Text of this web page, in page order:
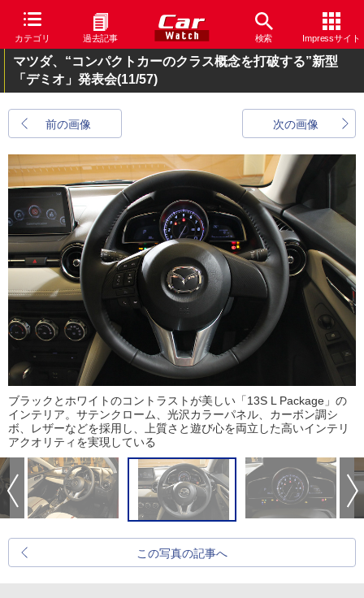
カテゴリ 過去記事 検索 Impressサイト
マツダ、“コンパクトカーのクラス概念を打破する”新型
「デミオ」発表会(11/57)
前の画像 次の画像
ブラックとホワイトのコントラストが美しい「13S L Package」の
インテリア。サテンクローム、光沢カラーパネル、カーボン調シ
ボ、レザーなどを採用し、上質さと遊び心を両立した高いインテリ
アクオリティを実現している
この写真の記事へ